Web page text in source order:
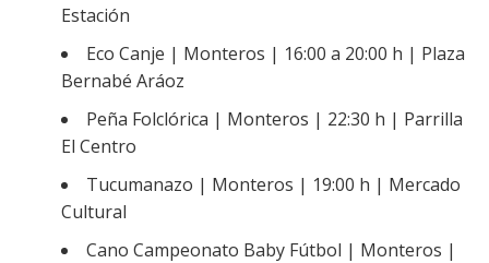
Estación
Eco Canje | Monteros | 16:00 a 20:00 h | Plaza
Bernabé Aráoz
Peña Folclórica | Monteros | 22:30 h | Parrilla
El Centro
Tucumanazo | Monteros | 19:00 h | Mercado
Cultural
Cano Campeonato Baby Fútbol | Monteros |